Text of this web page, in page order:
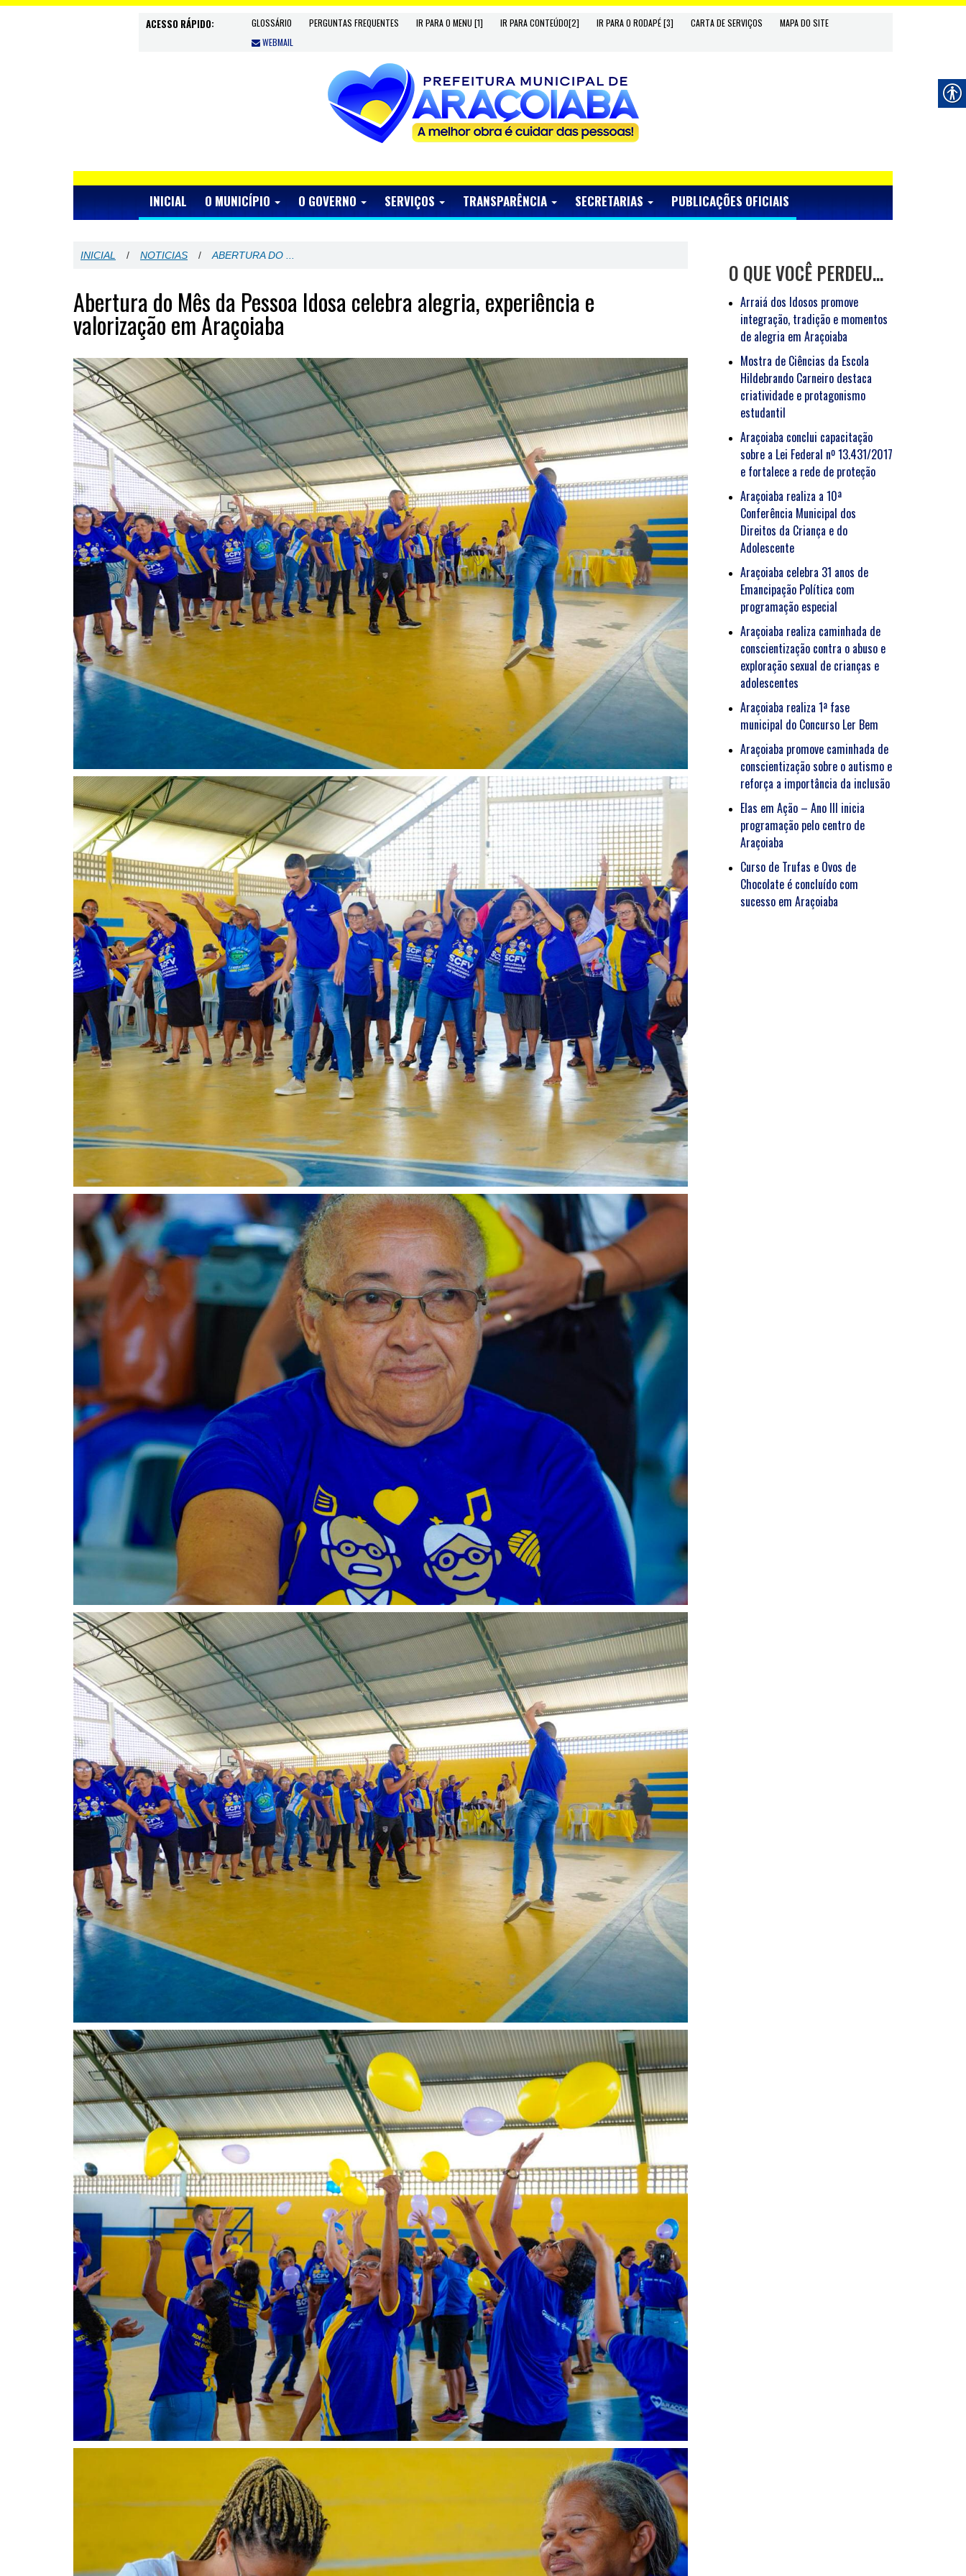
ACESSO RÁPIDO: GLOSSÁRIO PERGUNTAS FREQUENTES IR PARA O MENU [1] IR PARA CONTEÚDO[2] IR PARA O RODAPÉ [3] CARTA DE SERVIÇOS
MAPA DO SITE
WEBMAIL
INICIAL O MUNICÍPIO O GOVERNO SERVIÇOS TRANSPARÊNCIA SECRETARIAS PUBLICAÇÕES OFICIAIS
INICIAL / NOTICIAS / ABERTURA DO ...
Abertura do Mês da Pessoa Idosa celebra alegria, experiência e
valorização em Araçoiaba
O QUE VOCÊ PERDEU…
Arraiá dos Idosos promove
integração, tradição e momentos
de alegria em Araçoiaba
Mostra de Ciências da Escola
Hildebrando Carneiro destaca
criatividade e protagonismo
estudantil
Araçoiaba conclui capacitação
sobre a Lei Federal nº 13.431/2017
e fortalece a rede de proteção
Araçoiaba realiza a 10ª
Conferência Municipal dos
Direitos da Criança e do
Adolescente
Araçoiaba celebra 31 anos de
Emancipação Política com
programação especial
Araçoiaba realiza caminhada de
conscientização contra o abuso e
exploração sexual de crianças e
adolescentes
Araçoiaba realiza 1ª fase
municipal do Concurso Ler Bem
Araçoiaba promove caminhada de
conscientização sobre o autismo e
reforça a importância da inclusão
Elas em Ação – Ano III inicia
programação pelo centro de
Araçoiaba
Curso de Trufas e Ovos de
Chocolate é concluído com
sucesso em Araçoiaba